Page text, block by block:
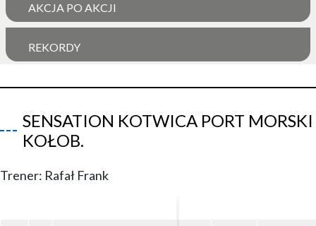
AKCJA PO AKCJI
REKORDY
SENSATION KOTWICA PORT MORSKI
KOŁOB.
Trener: Rafał Frank